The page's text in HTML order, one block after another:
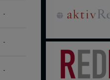
-
-
-